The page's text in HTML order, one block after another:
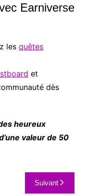
Earniverse
les quêtes
et
dès
heureux
valeur de 50
Suivant